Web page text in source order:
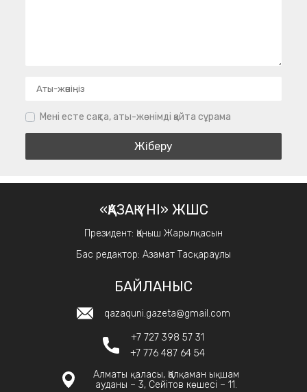
Мені есте сақта, аты-жөнімді қайта сұрама
«ҚАЗАҚ ҮНІ» ЖШС
Президент: Қаныш Жарылқасын
Бас редактор: Азамат Тасқараұлы
БАЙЛАНЫС
qazaquni.gazeta@gmail.com
+7 727 398 57 31
+7 776 487 64 54
Алматы қаласы, Қалқаман ықшам
ауданы – 3, Сейітов көшесі – 11.